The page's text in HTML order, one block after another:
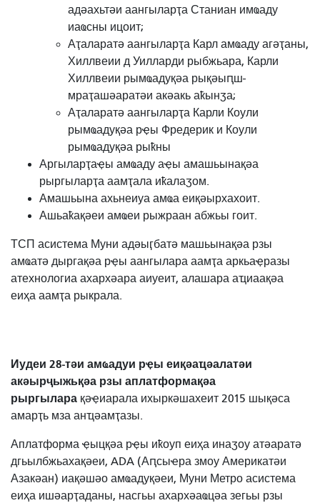
адәахьтәи аангыларҭа Станиан имҩаду
иаҩсны ицоит;
Аҭаларатә аангыларҭа Карл амҩаду агәҭаны,
Хиллвеии д Уилларди рыбжьара, Карли
Хиллвеии рымҩадуқәа рықәыԥш-
мраҭашәаратәи акәакь аҟынӡа;
Аҭаларатә аангыларҭа Карли Коули
рымҩадуқәа рҿы Фредерик и Коули
рымҩадуқәа рыҟны
Аргыларҭаҿы амҩаду аҿы амашьынақәа
рыргыларҭа аамҭала иҟалаӡом.
Амашьына ахьнеиуа амҩа еиқәырхахоит.
Ашьаҟақәеи амҩеи рыжраан абжьы гоит.
ТСП асистема Муни адәыӷбатә машьынақәа рзы
амҩатә дыргақәа рҿы аангылара аамҭа аркьаҿразы
атехнологиа ахархәара аиуеит, алашара аҵиаақәа
еиҳа аамҭа рыкрала.
Иудеи 28-тәи амҩадуи рҿы еиқәаҵәалатәи
акәырҷыжьқәа рзы аплатформақәа
рыргылара қәҿиарала ихыркәшахеит 2015 шықәса
амарҭь мза анҵәамҭазы.
Аплатформа ҿыцқәа рҿы иҟоуп еиҳа инаӡоу атәаратә
дгьылбжьахақәеи, ADA (Аԥсыҽра змоу Америкатәи
Азакәан) иақәшәо ​​амҩадуқәеи, Муни Метро асистема
еиҳа ишәарҭаданы, насгьы ахархәаҩцәа зегьы рзы